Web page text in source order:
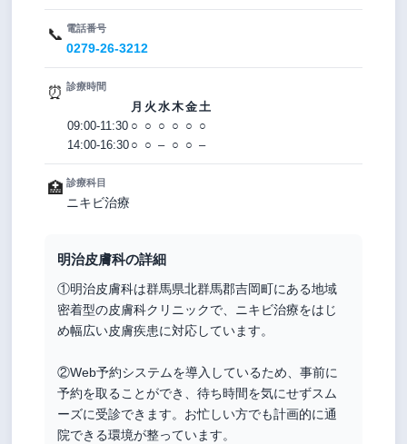
📞 電話番号
0279-26-3212
⏰ 診療時間
月 火 水木金 土
09:00-11:30 ○ ○ ○ ○ ○ ○
14:00-16:30 ○ ○ – ○ ○ –
🏥 診療科目
ニキビ治療
明治皮膚科の詳細
①明治皮膚科は群馬県北群馬郡吉岡町にある地域
密着型の皮膚科クリニックで、ニキビ治療をはじ
め幅広い皮膚疾患に対応しています。
②Web予約システムを導入しているため、事前に
予約を取ることができ、待ち時間を気にせずスム
ーズに受診できます。お忙しい方でも計画的に通
院できる環境が整っています。